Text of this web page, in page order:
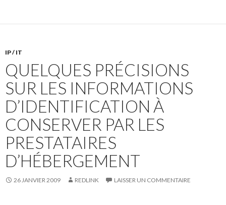
IP / IT
QUELQUES PRÉCISIONS
SUR LES INFORMATIONS
D’IDENTIFICATION À
CONSERVER PAR LES
PRESTATAIRES
D’HÉBERGEMENT
26 JANVIER 2009 REDLINK LAISSER UN COMMENTAIRE